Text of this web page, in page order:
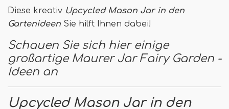
Diese kreativ Upcycled Mason Jar in den
Gartenideen Sie hilft Ihnen dabei!
Schauen Sie sich hier einige
großartige Maurer Jar Fairy Garden -
Ideen an
Upcycled Mason Jar in den